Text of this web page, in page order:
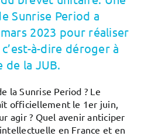
Sunrise Period a
2023 pour réaliser
à-dire déroger à
de la JUB.
la Sunrise Period ? Le
officiellement le 1er juin,
agir ? Quel avenir anticiper
en France et en